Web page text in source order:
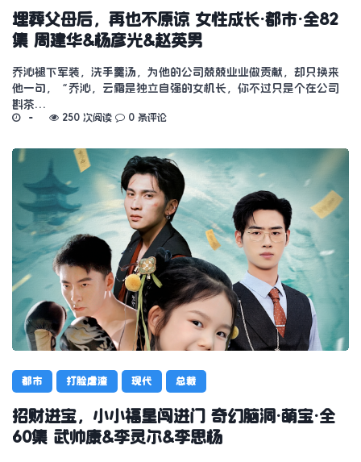
埋葬父母后，再也不原谅 女性成长·都市·全82
集 周建华&杨彦光&赵英男
乔沁褪下军装，洗手羹汤，为他的公司兢兢业业做贡献，却只换来
他一句，“乔沁，云霜是独立自强的女机长，你不过只是个在公司
斟茶…
250 次阅读 0 条评论
都市 打脸虐渣 现代 总裁
招财进宝，小小福星闯进门 奇幻脑洞·萌宝·全
60集 武帅康&李灵尔&李思杨